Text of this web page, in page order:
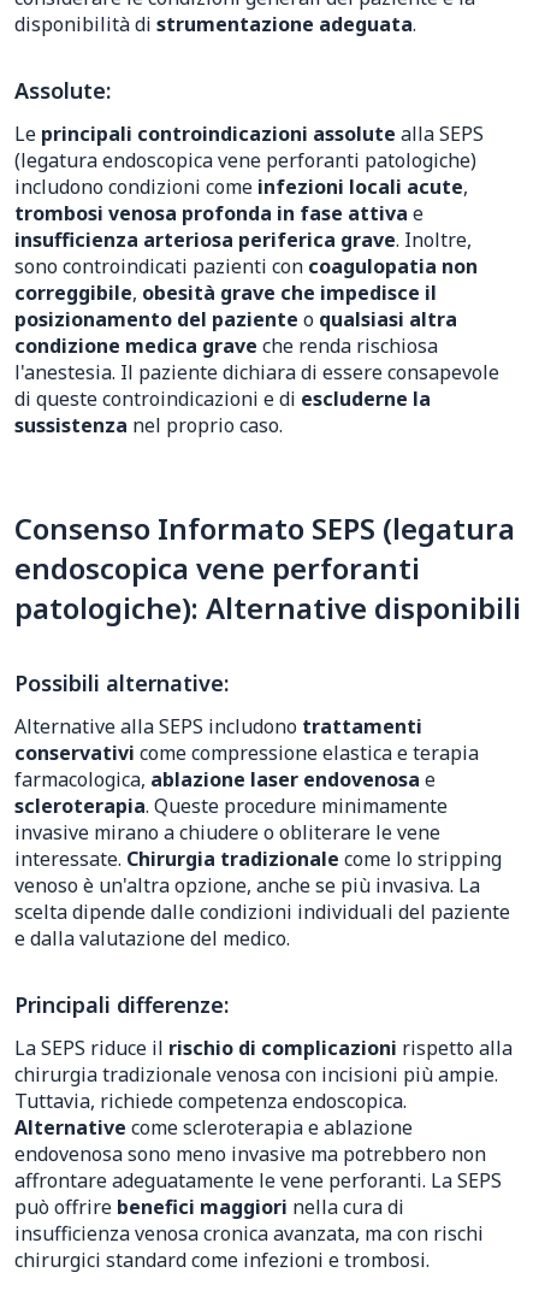
disponibilità di strumentazione adeguata.
Assolute:
Le principali controindicazioni assolute alla SEPS
(legatura endoscopica vene perforanti patologiche)
includono condizioni come infezioni locali acute,
trombosi venosa profonda in fase attiva e
insufficienza arteriosa periferica grave. Inoltre,
sono controindicati pazienti con coagulopatia non
correggibile, obesità grave che impedisce il
posizionamento del paziente o qualsiasi altra
condizione medica grave che renda rischiosa
l'anestesia. Il paziente dichiara di essere consapevole
di queste controindicazioni e di escluderne la
sussistenza nel proprio caso.
Consenso Informato SEPS (legatura
endoscopica vene perforanti
patologiche): Alternative disponibili
Possibili alternative:
Alternative alla SEPS includono trattamenti
conservativi come compressione elastica e terapia
farmacologica, ablazione laser endovenosa e
scleroterapia. Queste procedure minimamente
invasive mirano a chiudere o obliterare le vene
interessate. Chirurgia tradizionale come lo stripping
venoso è un'altra opzione, anche se più invasiva. La
scelta dipende dalle condizioni individuali del paziente
e dalla valutazione del medico.
Principali differenze:
La SEPS riduce il rischio di complicazioni rispetto alla
chirurgia tradizionale venosa con incisioni più ampie.
Tuttavia, richiede competenza endoscopica.
Alternative come scleroterapia e ablazione
endovenosa sono meno invasive ma potrebbero non
affrontare adeguatamente le vene perforanti. La SEPS
può offrire benefici maggiori nella cura di
insufficienza venosa cronica avanzata, ma con rischi
chirurgici standard come infezioni e trombosi.